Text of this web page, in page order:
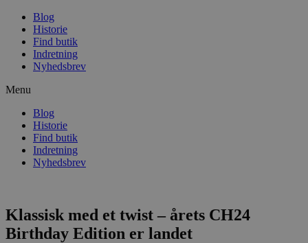
Blog
Historie
Find butik
Indretning
Nyhedsbrev
Menu
Blog
Historie
Find butik
Indretning
Nyhedsbrev
Klassisk med et twist – årets CH24
Birthday Edition er landet